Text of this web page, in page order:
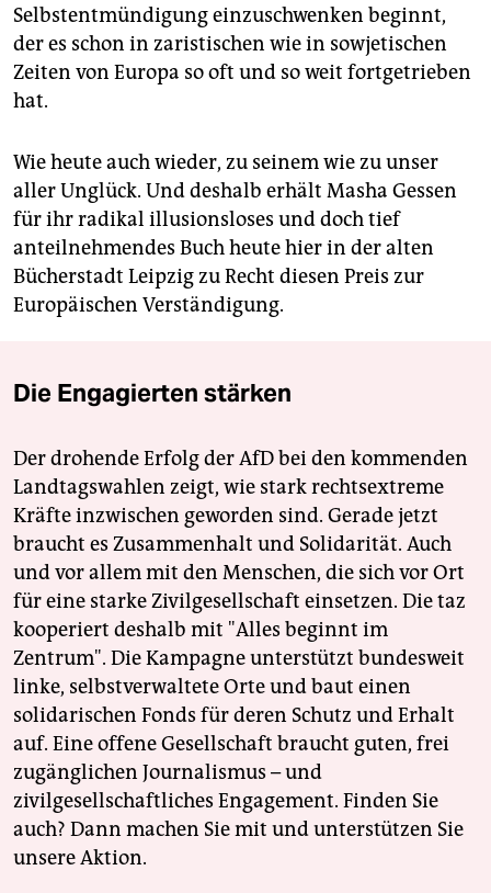
Selbstentmündigung einzuschwenken beginnt,
der es schon in zaristischen wie in sowjetischen
Zeiten von Europa so oft und so weit fortgetrieben
hat.
Wie heute auch wieder, zu seinem wie zu unser
aller Unglück. Und deshalb erhält Masha Gessen
für ihr radikal illusionsloses und doch tief
anteilnehmendes Buch heute hier in der alten
Bücherstadt Leipzig zu Recht diesen Preis zur
Europäischen Verständigung.
Die Engagierten stärken
Der drohende Erfolg der AfD bei den kommenden
Landtagswahlen zeigt, wie stark rechtsextreme
Kräfte inzwischen geworden sind. Gerade jetzt
braucht es Zusammenhalt und Solidarität. Auch
und vor allem mit den Menschen, die sich vor Ort
für eine starke Zivilgesellschaft einsetzen. Die taz
kooperiert deshalb mit "Alles beginnt im
Zentrum". Die Kampagne unterstützt bundesweit
linke, selbstverwaltete Orte und baut einen
solidarischen Fonds für deren Schutz und Erhalt
auf. Eine offene Gesellschaft braucht guten, frei
zugänglichen Journalismus – und
zivilgesellschaftliches Engagement. Finden Sie
auch? Dann machen Sie mit und unterstützen Sie
unsere Aktion.